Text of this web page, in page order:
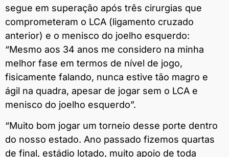
segue em superação após três cirurgias que
comprometeram o LCA (ligamento cruzado
anterior) e o menisco do joelho esquerdo:
“Mesmo aos 34 anos me considero na minha
melhor fase em termos de nível de jogo,
fisicamente falando, nunca estive tão magro e
ágil na quadra, apesar de jogar sem o LCA e
menisco do joelho esquerdo”.
“Muito bom jogar um torneio desse porte dentro
do nosso estado. Ano passado fizemos quartas
de final, estádio lotado, muito apoio de toda